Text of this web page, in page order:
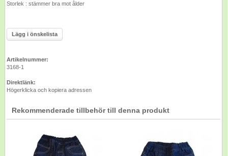
Storlek : stämmer bra mot ålder
Lägg i önskelista
Artikelnummer:
3168-1
Direktlänk:
Högerklicka och kopiera adressen
Rekommenderade tillbehör till denna produkt